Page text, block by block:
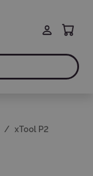
xTool P2